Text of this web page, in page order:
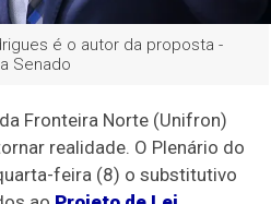
é o autor da proposta -
Senado
Fronteira Norte (Unifron)
realidade. O Plenário do
feira (8) o substitutivo